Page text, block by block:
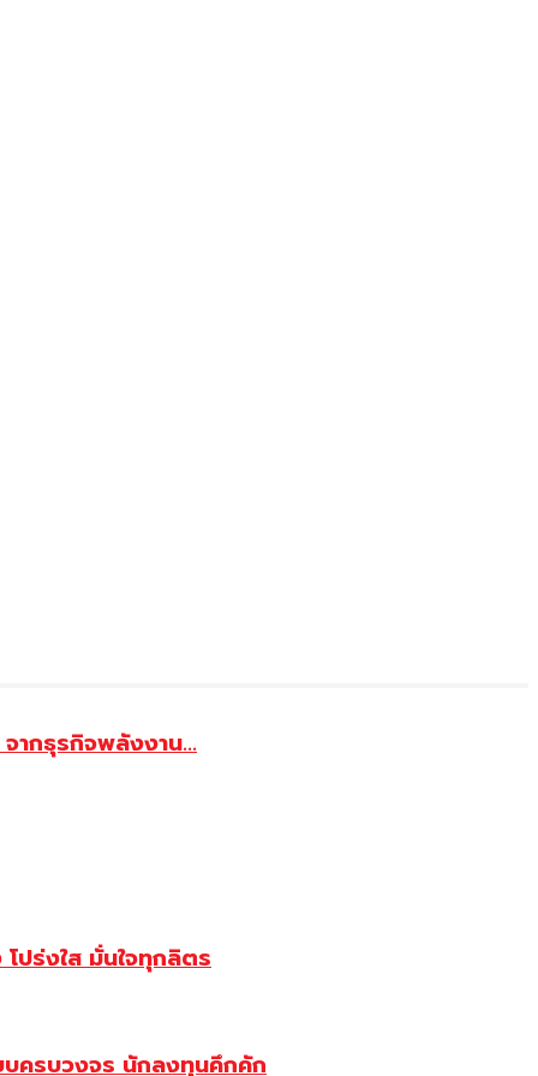
ากธุรกิจพลังงาน...
ปร่งใส มั่นใจทุกลิตร
บครบวงจร นักลงทุนคึกคัก